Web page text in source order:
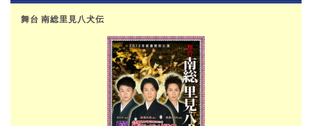
舞台 南総里見八犬伝